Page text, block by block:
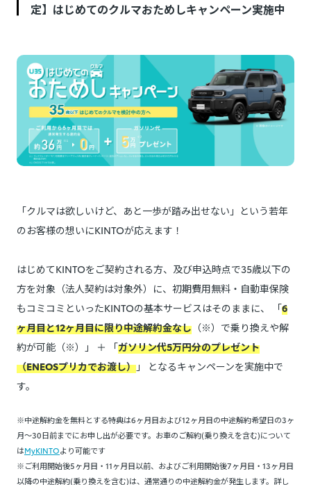
定】はじめてのクルマおためしキャンペーン実施中
「クルマは欲しいけど、あと一歩が踏み出せない」という若年
のお客様の想いにKINTOが応えます！
はじめてKINTOをご契約される方、及び申込時点で35歳以下の
方を対象（法人契約は対象外）に、初期費用無料・自動車保険
もコミコミといったKINTOの基本サービスはそのままに、 「6
ヶ月目と12ヶ月目に限り中途解約金なし （※）で乗り換えや解
約が可能（※）」 ＋ 「ガソリン代5万円分のプレゼント
（ENEOSプリカでお渡し） 」 となるキャンペーンを実施中で
す。
※中途解約金を無料とする特典は6ヶ月目および12ヶ月目の中途解約希望日の3ヶ
月～30日前までにお申し出が必要です。お車のご解約(乗り換えを含む)について
はMyKINTOより可能です
※ご利用開始後5ヶ月目・11ヶ月目以前、およびご利用開始後7ヶ月目・13ヶ月目
以降の中途解約(乗り換えを含む)は、通常通りの中途解約金が発生します。詳し